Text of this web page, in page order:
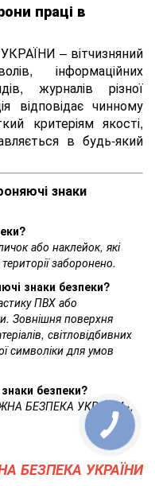
праці в
– вітчизняний
інформаційних
журналів різної
відповідає чинному
критеріям якості,
в будь-який
знаки
або наклейок, які
заборонено.
знаки безпеки?
ПВХ або
Зовнішня поверхня
світловідбивних
символіки для умов
безпеки?
БЕЗПЕКА УКРАЇНИ»,
БЕЗПЕКА УКРАЇНИ